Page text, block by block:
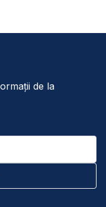
de la